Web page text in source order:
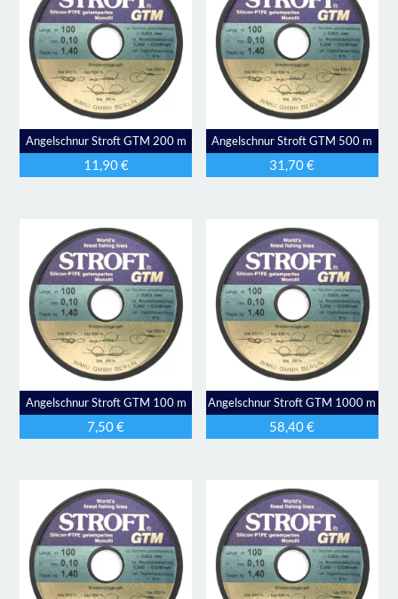
Angelschnur Stroft GTM 200 m
11,90€
Angelschnur Stroft GTM 500 m
31,70€
Angelschnur Stroft GTM 100 m
7,50€
Angelschnur Stroft GTM 1000 m
58,40€